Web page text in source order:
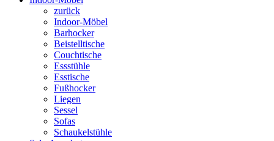
zurück
Indoor-Möbel
Barhocker
Beistelltische
Couchtische
Essstühle
Esstische
Fußhocker
Liegen
Sessel
Sofas
Schaukelstühle